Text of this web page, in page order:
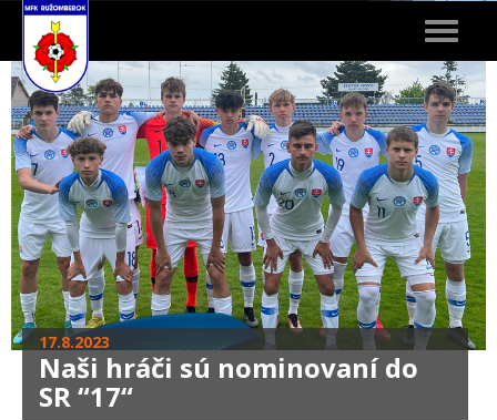
Toggle
17.8.2023
Naši hráči sú nominovaní do
SR “17“